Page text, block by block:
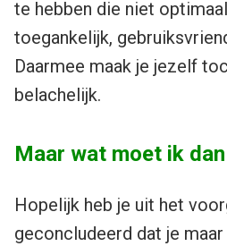
te hebben die niet
toegankelijk,
Daarmee maak je jezelf
belachelijk.
Maar wat moet ik
Hopelijk heb je uit het
geconcludeerd dat je